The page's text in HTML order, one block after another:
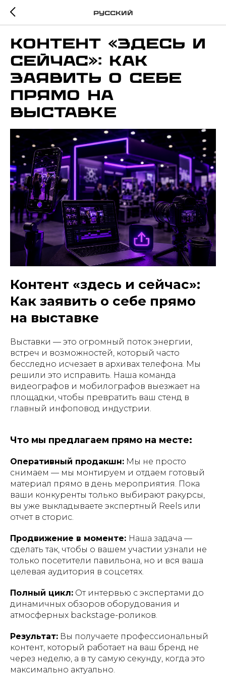
Русский
Контент «здесь и
сейчас»: Как
заявить о себе
прямо на
выставке
Контент «здесь и сейчас»:
Как заявить о себе прямо
на выставке
Выставки — это огромный поток энергии,
встреч и возможностей, который часто
бесследно исчезает в архивах телефона. Мы
решили это исправить. Наша команда
видеографов и мобилографов выезжает на
площадки, чтобы превратить ваш стенд в
главный инфоповод индустрии.
Что мы предлагаем прямо на месте:
Оперативный продакшн: Мы не просто
снимаем — мы монтируем и отдаем готовый
материал прямо в день мероприятия. Пока
ваши конкуренты только выбирают ракурсы,
вы уже выкладываете экспертный Reels или
отчет в сторис.
Продвижение в моменте: Наша задача —
сделать так, чтобы о вашем участии узнали не
только посетители павильона, но и вся ваша
целевая аудитория в соцсетях.
Полный цикл: От интервью с экспертами до
динамичных обзоров оборудования и
атмосферных backstage-роликов.
Результат: Вы получаете профессиональный
контент, который работает на ваш бренд не
через неделю, а в ту самую секунду, когда это
максимально актуально.